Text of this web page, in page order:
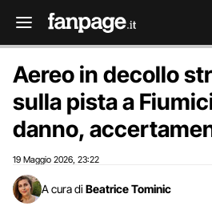
Aereo in decollo
sulla pista a
danno,
19 Maggio 2026 23:22
A cura di Beatrice Tominic